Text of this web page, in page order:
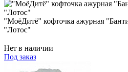
"МоёДитё" кофточка ажурная
"Лотос"
Нет в наличии
Под заказ